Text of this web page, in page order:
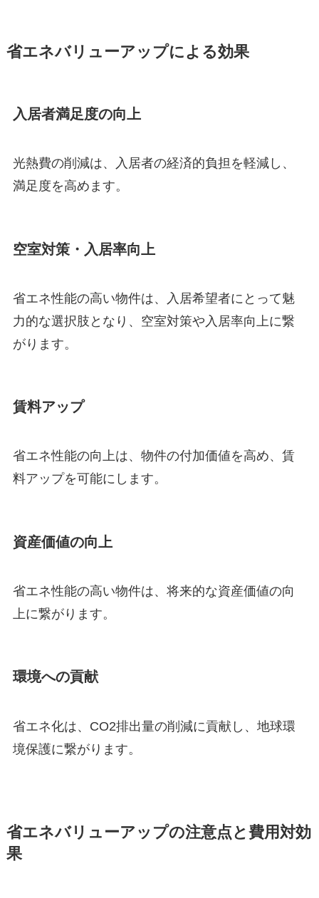
省エネバリューアップによる効果
入居者満足度の向上
光熱費の削減は、入居者の経済的負担を軽減し、
満足度を高めます。
空室対策・入居率向上
省エネ性能の高い物件は、入居希望者にとって魅
力的な選択肢となり、空室対策や入居率向上に繋
がります。
賃料アップ
省エネ性能の向上は、物件の付加価値を高め、賃
料アップを可能にします。
資産価値の向上
省エネ性能の高い物件は、将来的な資産価値の向
上に繋がります。
環境への貢献
省エネ化は、CO2排出量の削減に貢献し、地球環
境保護に繋がります。
省エネバリューアップの注意点と費用対効
果